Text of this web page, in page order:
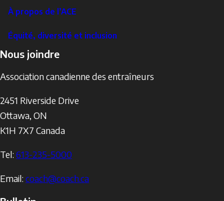
À propos de l’ACE
Équité, diversité et inclusion
Nous joindre
Association canadienne des entraîneurs
2451 Riverside Drive
Ottawa, ON
K1H 7X7 Canada
Tel: 613-235-5000
Email: coach@coach.ca